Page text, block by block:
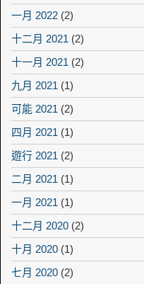
一月 2022 (2)
十二月 2021 (2)
十一月 2021 (2)
九月 2021 (1)
可能 2021 (2)
四月 2021 (1)
遊行 2021 (2)
二月 2021 (1)
一月 2021 (1)
十二月 2020 (2)
十月 2020 (1)
七月 2020 (2)